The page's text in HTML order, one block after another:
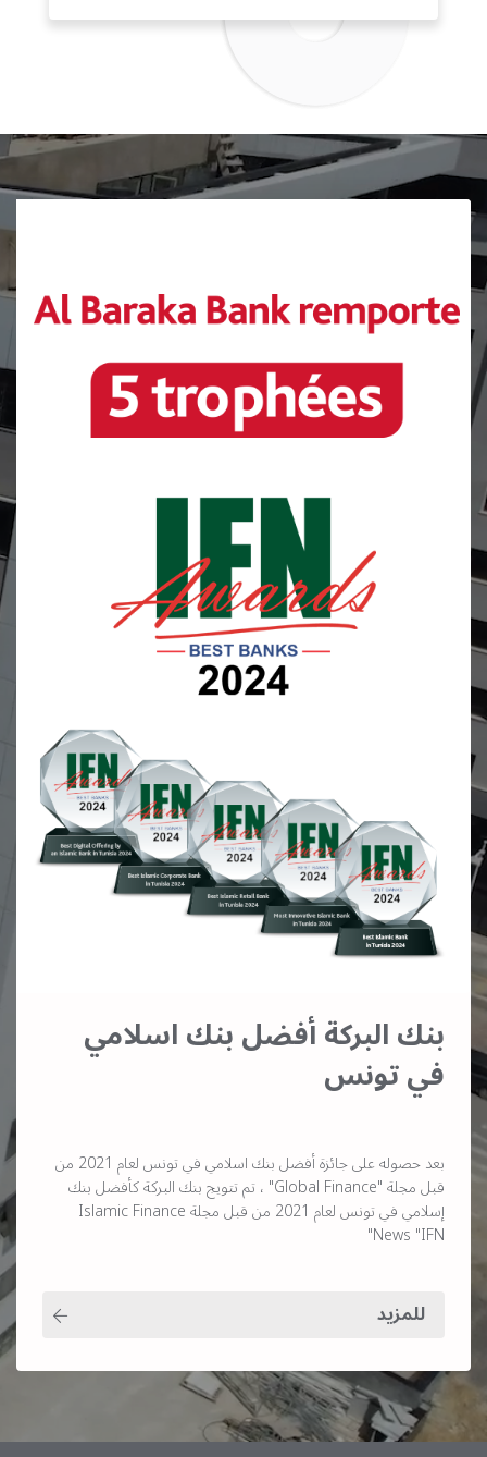
بنك البركة أفضل بنك اسلامي
في تونس
بعد حصوله على جائزة أفضل بنك اسلامي في تونس لعام 2021 من
قبل مجلة "Global Finance" ، تم تتويج بنك البركة كأفضل بنك
إسلامي في تونس لعام 2021 من قبل مجلة Islamic Finance
News "IFN"
للمزيد